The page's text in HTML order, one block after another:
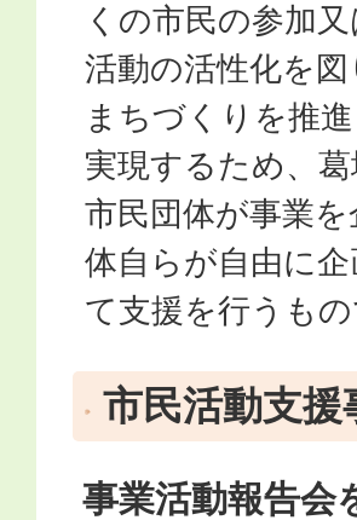
くの市民の参加
活動の活性化を
まちづくりを推
実現するため、
市民団体が事業
体自らが自由に
て支援を行うもの
市民活動支
事業活動報告会